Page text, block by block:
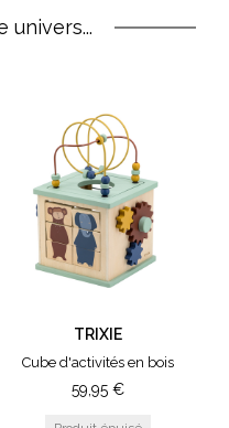
univers...
TRIXIE
Cube d'activités en bois
59,95 €